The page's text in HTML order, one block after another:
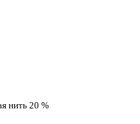
нить 20 %